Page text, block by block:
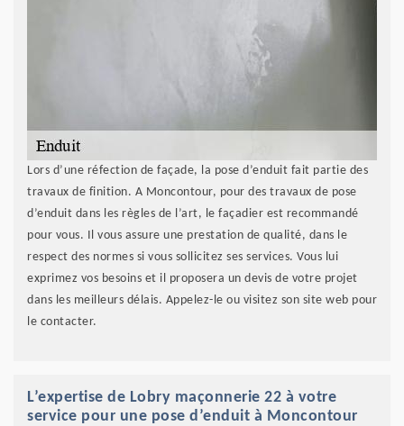
Lors d’une réfection de façade, la pose d’enduit fait partie des
travaux de finition. A Moncontour, pour des travaux de pose
d’enduit dans les règles de l’art, le façadier est recommandé
pour vous. Il vous assure une prestation de qualité, dans le
respect des normes si vous sollicitez ses services. Vous lui
exprimez vos besoins et il proposera un devis de votre projet
dans les meilleurs délais. Appelez-le ou visitez son site web pour
le contacter.
L’expertise de Lobry maçonnerie 22 à votre
service pour une pose d’enduit à Moncontour